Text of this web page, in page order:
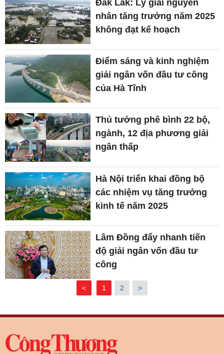
Đắk Lắk: Lý giải nguyên
nhân tăng trưởng năm 2025
không đạt kế hoạch
Điểm sáng và kinh nghiệm
giải ngân vốn đầu tư công
của Hà Tĩnh
Thủ tướng phê bình 22 bộ,
ngành, 12 địa phương giải
ngân thấp
Hà Nội triển khai đồng bộ
các nhiệm vụ tăng trưởng
kinh tế năm 2025
Lâm Đồng đẩy nhanh tiến
độ giải ngân vốn đầu tư
công
< 1 2 >